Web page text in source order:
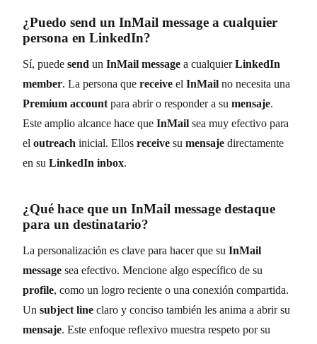
¿Puedo send un InMail message a cualquier
persona en LinkedIn?
Sí, puede send un InMail message a cualquierLinkedIn
member. La persona que receive el InMail no necesita una
Premium account para abrir o responder a su mensaje.
Este amplio alcance hace que InMail sea muy efectivo para
el outreach inicial. Ellos receive su mensaje directamente
en su LinkedIn inbox.
¿Qué hace que un InMail message destaque
para un destinatario?
La personalización es clave para hacer que su InMail
message sea efectivo. Mencione algo específico de su
profile, como un logro reciente o una conexión compartida.
Un subject line claro y conciso también les anima a abrir su
mensaje. Este enfoque reflexivo muestra respeto por su